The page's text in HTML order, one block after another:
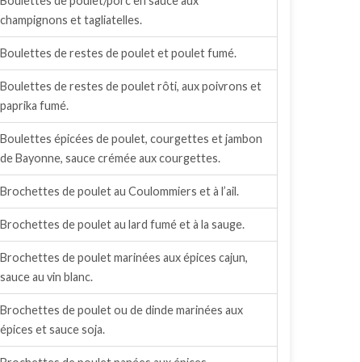
champignons et tagliatelles.
Boulettes de restes de poulet et poulet fumé.
Boulettes de restes de poulet rôti, aux poivrons et
paprika fumé.
Boulettes épicées de poulet, courgettes et jambon
de Bayonne, sauce crémée aux courgettes.
Brochettes de poulet au Coulommiers et à l’ail.
Brochettes de poulet au lard fumé et à la sauge.
Brochettes de poulet marinées aux épices cajun,
sauce au vin blanc.
Brochettes de poulet ou de dinde marinées aux
épices et sauce soja.